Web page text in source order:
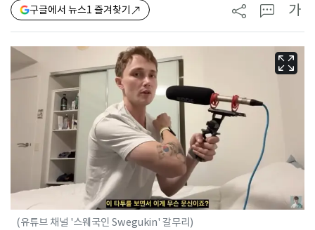
구글에서 뉴스1 즐겨찾기 가
(유튜브 채널 '스웨국인 Swegukin' 갈무리)